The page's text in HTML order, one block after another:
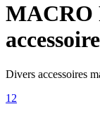
MACRO
Divers accessoires
1 2